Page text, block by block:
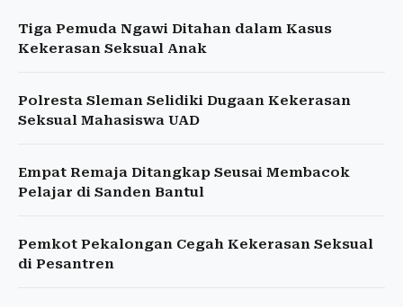
Tiga Pemuda Ngawi Ditahan dalam Kasus
Kekerasan Seksual Anak
Polresta Sleman Selidiki Dugaan Kekerasan
Seksual Mahasiswa UAD
Empat Remaja Ditangkap Seusai Membacok
Pelajar di Sanden Bantul
Pemkot Pekalongan Cegah Kekerasan Seksual
di Pesantren